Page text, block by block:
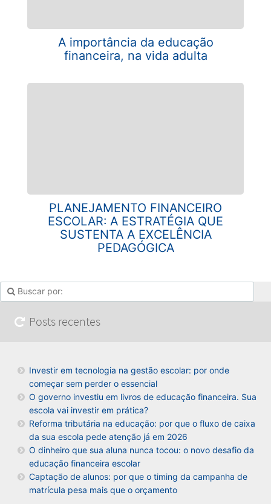
A importância da educação
financeira, na vida adulta
PLANEJAMENTO FINANCEIRO
ESCOLAR: A ESTRATÉGIA QUE
SUSTENTA A EXCELÊNCIA
PEDAGÓGICA
Posts recentes
Investir em tecnologia na gestão escolar: por onde
começar sem perder o essencial
O governo investiu em livros de educação financeira. Sua
escola vai investir em prática?
Reforma tributária na educação: por que o fluxo de caixa
da sua escola pede atenção já em 2026
O dinheiro que sua aluna nunca tocou: o novo desafio da
educação financeira escolar
Captação de alunos: por que o timing da campanha de
matrícula pesa mais que o orçamento